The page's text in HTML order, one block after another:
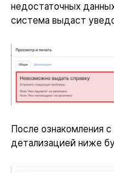
недостаточных
система выдаст
После ознакомления
детализацией ниже